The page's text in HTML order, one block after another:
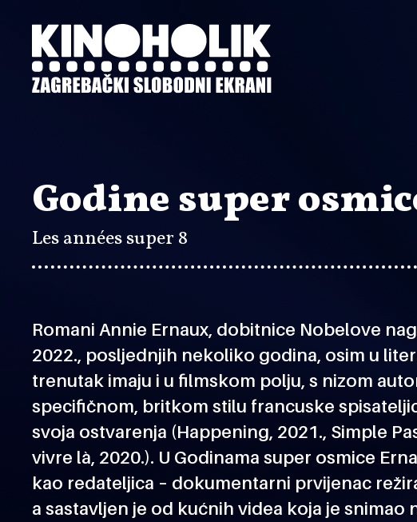
sadržaj
Godine super
Les années super 8
Romani Annie Ernaux, dobitnice Nobelove
2022., posljednjih nekoliko godina, osim u
trenutak imaju i u filmskom polju, s nizom
specifičnom, britkom stilu francuske
svoja ostvarenja (Happening, 2021., Simple
vivre là, 2020.). U Godinama super osmice
kao redateljica – dokumentarni prvijenac
a sastavljen je od kućnih videa koja je snimao